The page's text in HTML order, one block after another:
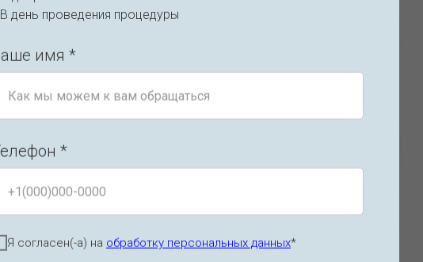
день проведения процедуры
имя *
*
Я согласен(-а) на обработку персональных данных*